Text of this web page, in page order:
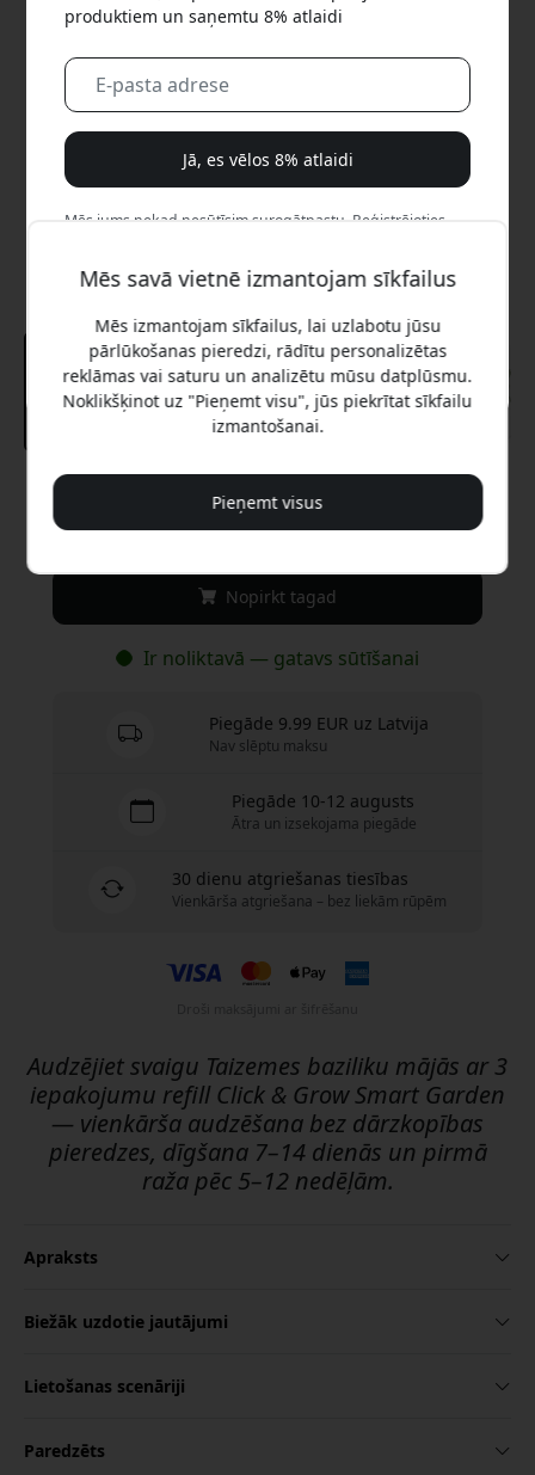
Ieteicamā cena
12.99 EUR
Nopirkt tagad
Ir noliktavā — gatavs sūtīšanai
Piegāde 9.99 EUR uz Latvija
Nav slēptu maksu
Piegāde 10-12 augusts
Ātra un izsekojama piegāde
30 dienu atgriešanas tiesības
Vienkārša atgriešana – bez liekām rūpēm
Audzējiet svaigu Taizemes baziliku mājās ar 3
iepakojumu refill Click & Grow Smart Garden
— vienkārša audzēšana bez dārzkopības
pieredzes, dīgšana 7–14 dienās un pirmā
raža pēc 5–12 nedēļām.
Apraksts
Biežāk uzdotie jautājumi
Lietošanas scenāriji
Paredzēts
Mēs savā vietnē izmantojam sīkfailus
Mēs izmantojam sīkfailus, lai uzlabotu jūsu
pārlūkošanas pieredzi, rādītu personalizētas
reklāmas vai saturu un analizētu mūsu datplūsmu.
Noklikšķinot uz "Pieņemt visu", jūs piekrītat sīkfailu
izmantošanai.
Pieņemt visus
produktiem un saņemtu 8% atlaidi
Jā, es vēlos 8% atlaidi
Mēs jums nekad nesūtīsim surogātpastu. Reģistrējoties,
izglītojošām sērijām un īpašiem piedāvājumiem.
Nē, es labāk maksātu pilnu cenu.